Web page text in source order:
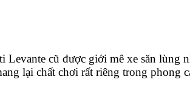
Levante cũ được giới mê xe săn lùng
lại chất chơi rất riêng trong phong